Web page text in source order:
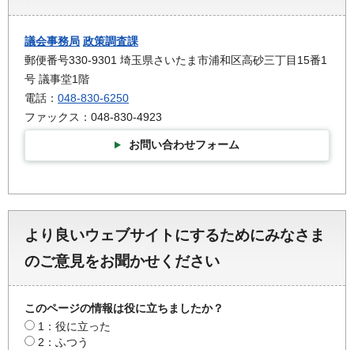
議会事務局 政策調査課
郵便番号330-9301 埼玉県さいたま市浦和区高砂三丁目15番1
号 議事堂1階
電話： 048-830-6250
ファックス：048-830-4923
お問い合わせフォーム
より良いウェブサイトにするためにみなさま
のご意見をお聞かせください
このページの情報は役に立ちましたか？
1：役に立った
2：ふつう